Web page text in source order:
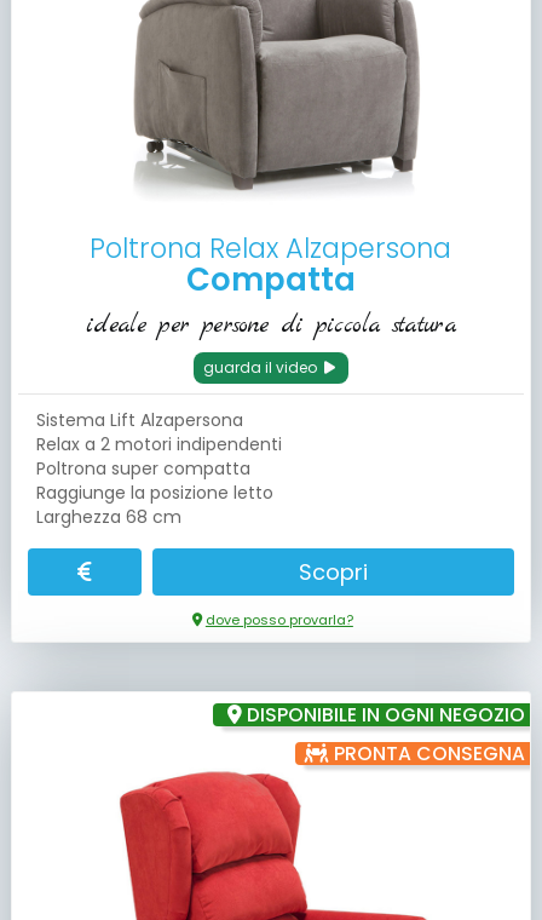
Poltrona Relax Alzapersona
Compatta
ideale per persone di piccola statura
guarda il video
Sistema Lift Alzapersona
Relax a 2 motori indipendenti
Poltrona super compatta
Raggiunge la posizione letto
Larghezza 68 cm
Scopri
dove posso provarla?
DISPONIBILE IN OGNI NEGOZIO
PRONTA CONSEGNA